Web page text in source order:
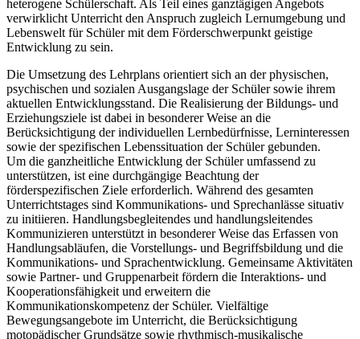
heterogene Schülerschaft. Als Teil eines ganztägigen Angebots
verwirklicht Unterricht den Anspruch zugleich Lernumgebung und
Lebenswelt für Schüler mit dem Förderschwerpunkt geistige
Entwicklung zu sein.
Die Umsetzung des Lehrplans orientiert sich an der physischen,
psychischen und sozialen Ausgangslage der Schüler sowie ihrem
aktuellen Entwicklungsstand. Die Realisierung der Bildungs- und
Erziehungsziele ist dabei in besonderer Weise an die
Berücksichtigung der individuellen Lernbedürfnisse, Lerninteressen
sowie der spezifischen Lebenssituation der Schüler gebunden.
Um die ganzheitliche Entwicklung der Schüler umfassend zu
unterstützen, ist eine durchgängige Beachtung der
förderspezifischen Ziele erforderlich. Während des gesamten
Unterrichtstages sind Kommunikations- und Sprechanlässe situativ
zu initiieren. Handlungsbegleitendes und handlungsleitendes
Kommunizieren unterstützt in besonderer Weise das Erfassen von
Handlungsabläufen, die Vorstellungs- und Begriffsbildung und die
Kommunikations- und Sprachentwicklung. Gemeinsame Aktivitäten
sowie Partner- und Gruppenarbeit fördern die Interaktions- und
Kooperationsfähigkeit und erweitern die
Kommunikationskompetenz der Schüler. Vielfältige
Bewegungsangebote im Unterricht, die Berücksichtigung
motopädischer Grundsätze sowie rhythmisch-musikalische